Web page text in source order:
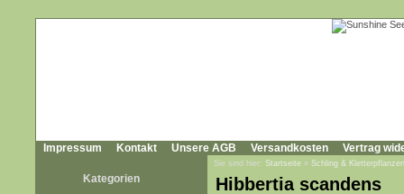
Impressum Kontakt Unsere AGB Versandkosten Vertrag
Kategorien
Sie sind hier: Startseite » Schling & Kletterpflanzen
Hibbertia scandens